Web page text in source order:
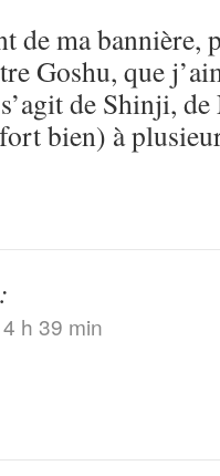
de ma
Goshu, que
de Shinji,
bien) à
h 39 min